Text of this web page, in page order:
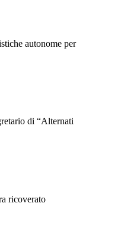
autonome per
di “Alternati
ricoverato